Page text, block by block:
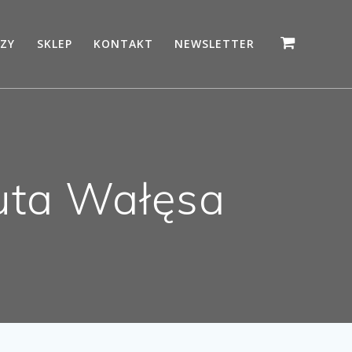
SKLEP KONTAKT NEWSLETTER
Wałęsa